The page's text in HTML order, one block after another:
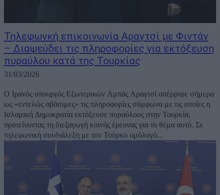
Τηλεφωνκή επικοινωνία Αραγτσί με Φιντάν
– Διαψεύδει τις πληροφορίες για εκτόξευση
πυραύλου κατά της Τουρκίας
31/03/2026
Ο Ιρανός υπουργός Εξωτερικών Αμπάς Αραγτσί απέρριψε σήμερα
ως «εντελώς αβάσιμες» τις πληροφορίες σύμφωνα με τις οποίες η
Ισλαμική Δημοκρατία εκτόξευσε πυραύλους στην Τουρκία,
προτείνοντας τη διεξαγωγή κοινής έρευνας για το θέμα αυτό. Σε
τηλεφωνική συνδιάλεξη με τον Τούρκο ομόλογό...